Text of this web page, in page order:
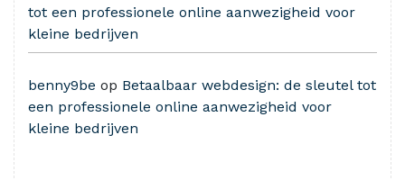
tot een professionele online aanwezigheid voor
kleine bedrijven
benny9be op Betaalbaar webdesign: de sleutel tot
een professionele online aanwezigheid voor
kleine bedrijven